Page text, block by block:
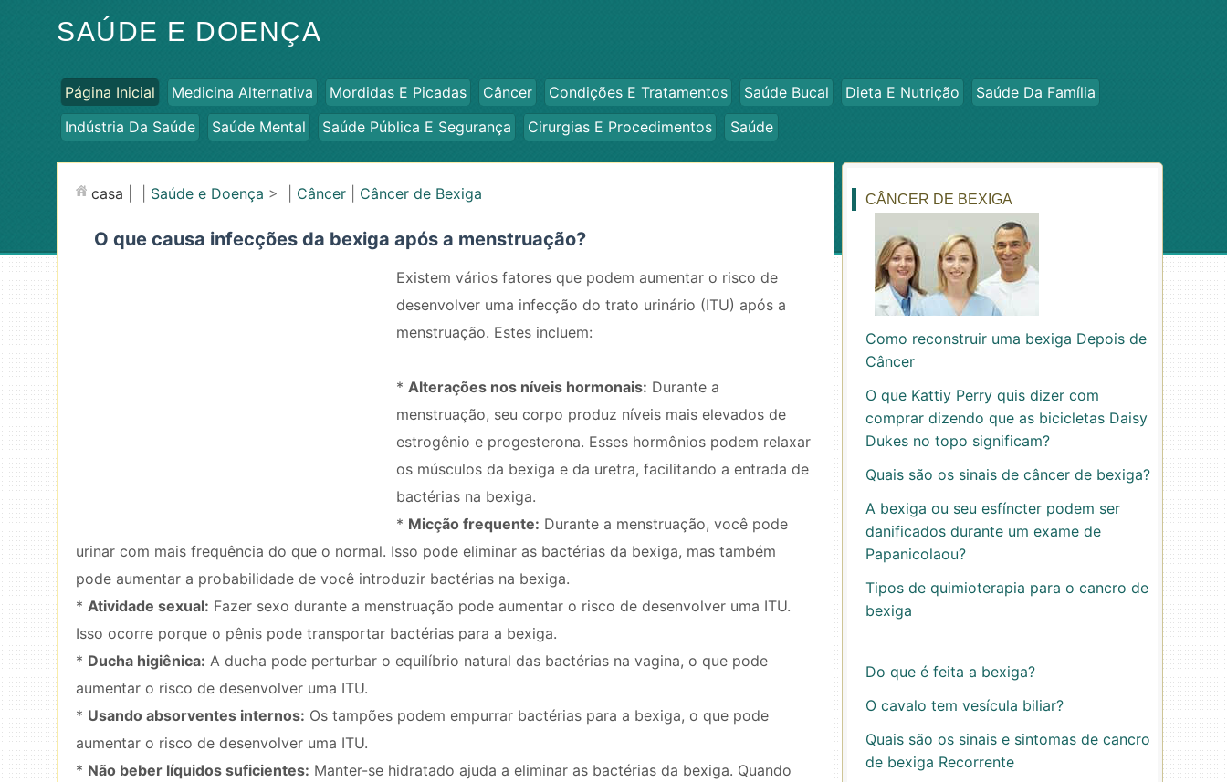
SAÚDE E DOENÇA
Página Inicial Medicina Alternativa Mordidas E Picadas Câncer Condições E Tratamentos Saúde Bucal Dieta E Nutrição
Saúde Da Família
Indústria Da Saúde
Saúde Mental Saúde Pública E Segurança Cirurgias E Procedimentos Saúde
casa Saúde e Doença > | Câncer Câncer de Bexiga
O que causa infecções da bexiga após a menstruação?
Existem vários fatores que podem aumentar o risco de
desenvolver uma infecção do trato urinário (ITU) após a
menstruação. Estes incluem:
* Alterações nos níveis hormonais: Durante a
menstruação, seu corpo produz níveis mais elevados de
estrogênio e progesterona. Esses hormônios podem relaxar
os músculos da bexiga e da uretra, facilitando a entrada de
bactérias na bexiga.
* Micção frequente: Durante a menstruação, você pode
urinar com mais frequência do que o normal. Isso pode eliminar as bactérias da bexiga, mas também
pode aumentar a probabilidade de você introduzir bactérias na bexiga.
* Atividade sexual: Fazer sexo durante a menstruação pode aumentar o risco de desenvolver uma ITU.
Isso ocorre porque o pênis pode transportar bactérias para a bexiga.
* Ducha higiênica: A ducha pode perturbar o equilíbrio natural das bactérias na vagina, o que pode
aumentar o risco de desenvolver uma ITU.
* Usando absorventes internos: Os tampões podem empurrar bactérias para a bexiga, o que pode
aumentar o risco de desenvolver uma ITU.
* Não beber líquidos suficientes: Manter-se hidratado ajuda a eliminar as bactérias da bexiga. Quando
CÂNCER DE BEXIGA
Como reconstruir uma bexiga Depois de
Câncer
O que Kattiy Perry quis dizer com
comprar dizendo que as bicicletas Daisy
Dukes no topo significam?
Quais são os sinais de câncer de bexiga?
A bexiga ou seu esfíncter podem ser
danificados durante um exame de
Papanicolaou?
Tipos de quimioterapia para o cancro de
bexiga
Do que é feita a bexiga?
O cavalo tem vesícula biliar?
Quais são os sinais e sintomas de cancro
de bexiga Recorrente